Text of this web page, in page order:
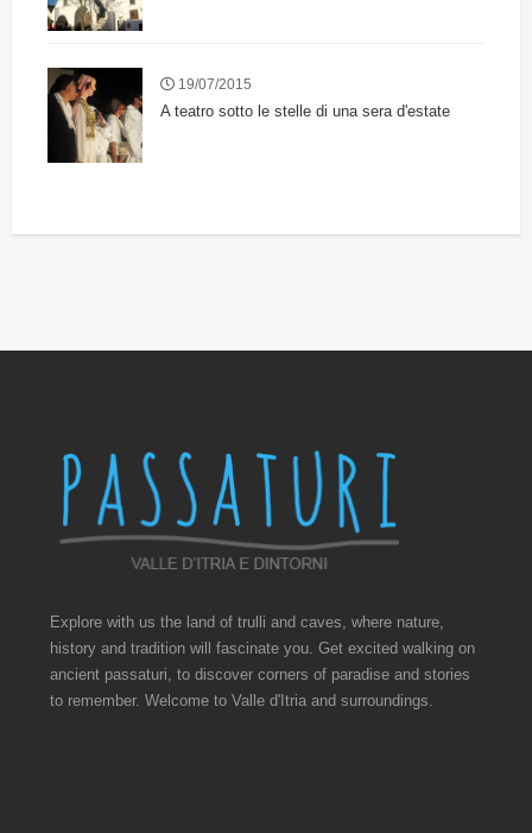
19/07/2015
A teatro sotto le stelle di una sera d'estate
Explore with us the land of trulli and caves, where nature,
history and tradition will fascinate you. Get excited walking on
ancient passaturi, to discover corners of paradise and stories
to remember. Welcome to Valle d'Itria and surroundings.